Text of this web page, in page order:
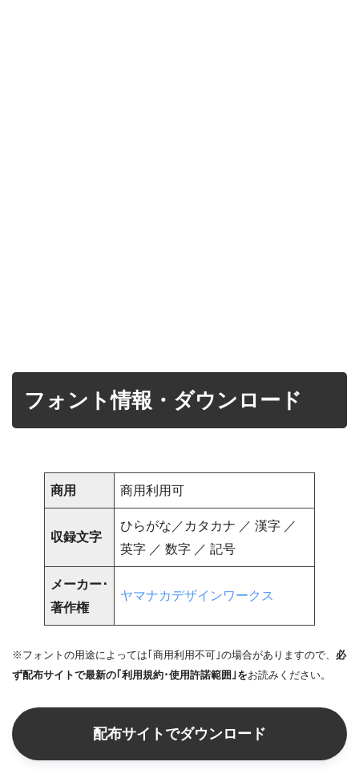
フォント情報・ダウンロード
商用 商用利用可
収録文字
ひらがな／カタカナ ／ 漢字 ／
英字 ／ 数字 ／ 記号
メーカー･
著作権
ヤマナカデザインワークス
※フォントの用途によっては｢商用利用不可｣の場合がありますので、 必
ず配布サイトで最新の｢利用規約･使用許諾範囲｣をお読みください。
配布サイトでダウンロード